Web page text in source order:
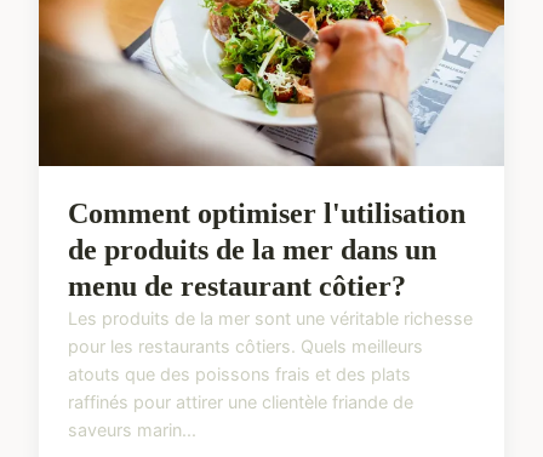
Comment optimiser l'utilisation
de produits de la mer dans un
menu de restaurant côtier?
Les produits de la mer sont une véritable richesse
pour les restaurants côtiers. Quels meilleurs
atouts que des poissons frais et des plats
raffinés pour attirer une clientèle friande de
saveurs marin...